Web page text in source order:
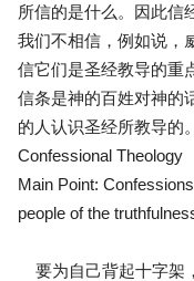
所信的是什么。因此信
我们不相信，例如说，
信它们是圣经教导的重
信条是神的百姓对神的
的人认识圣经所教导的。
Confessional Theology
Main Point:
people of the
要为自己背起十字架